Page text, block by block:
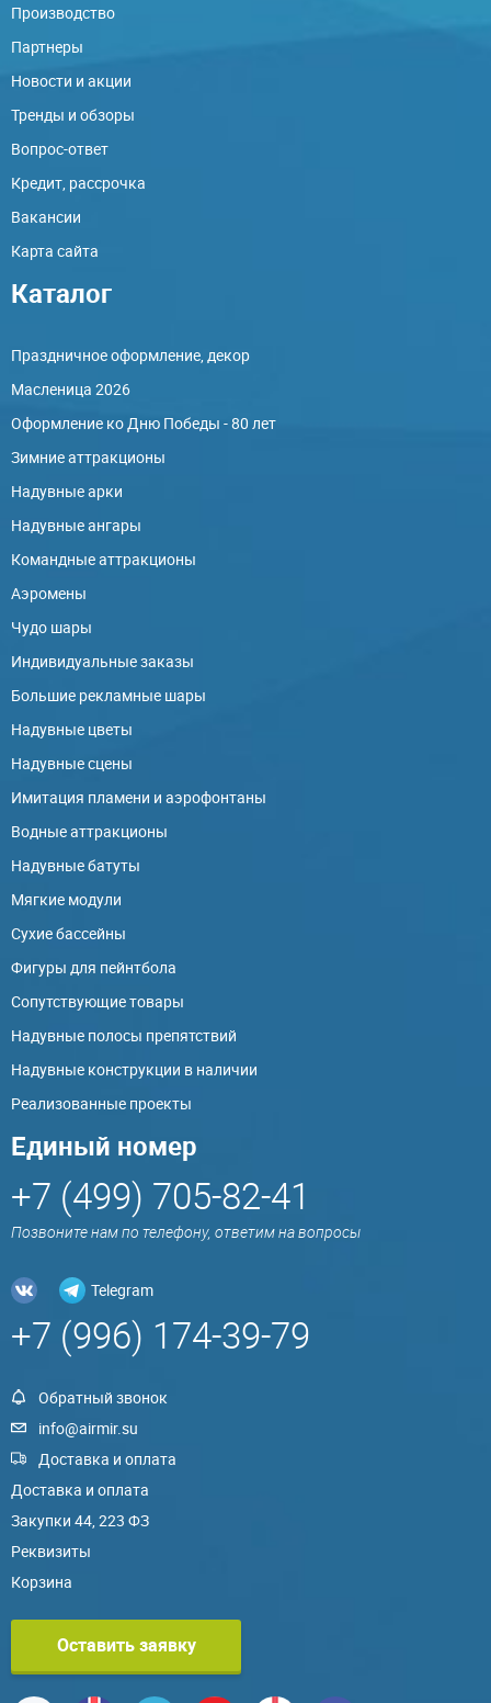
Производство
Партнеры
Новости и акции
Тренды и обзоры
Вопрос-ответ
Кредит, рассрочка
Вакансии
Карта сайта
Каталог
Праздничное оформление, декор
Масленица 2026
Оформление ко Дню Победы - 80 лет
Зимние аттракционы
Надувные арки
Надувные ангары
Командные аттракционы
Аэромены
Чудо шары
Индивидуальные заказы
Большие рекламные шары
Надувные цветы
Надувные сцены
Имитация пламени и аэрофонтаны
Водные аттракционы
Надувные батуты
Мягкие модули
Сухие бассейны
Фигуры для пейнтбола
Сопутствующие товары
Надувные полосы препятствий
Надувные конструкции в наличии
Реализованные проекты
Единый номер
+7 (499) 705-82-41
Позвоните нам по телефону, ответим на вопросы
Telegram
+7 (996) 174-39-79
Обратный звонок
info@airmir.su
Доставка и оплата
Доставка и оплата
Закупки 44, 223 ФЗ
Реквизиты
Корзина
Оставить заявку